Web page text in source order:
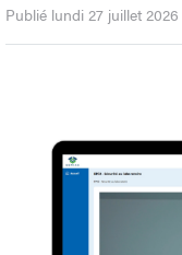
Publié lundi 27 juillet 2026